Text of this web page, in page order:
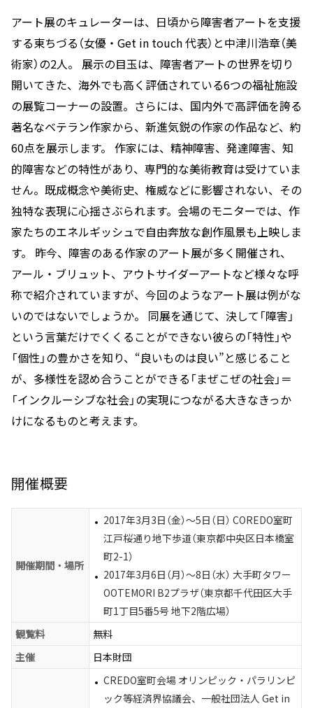
アート展のキュレーターは、日頃から障害者アートを支援
する東ちづる（女優・Get in touch 代表）と中津川浩章（美
術家）の2人。 展示の目玉は、障害者アートの世界を切り
開いてきた、海外でも高く評価されている6つの福祉施設
の展覧コーナーの設置。さらには、国内外で高評価を誇る
著名なベテラン作家から、新進気鋭の作家の作品など、約
60点を展示します。 作家には、精神障害、発達障害、知
的障害などの特性があり、専門的な美術教育は受けていま
せん。既成概念や美術史、権威などに影響されない、その
独特な表現に心揺さぶられます。会場のモニターでは、作
家たちのエネルギッシュで自由奔放な創作風景も上映しま
す。 昨今、障害のある作家のアート展が多く開催され、
アール・ブリュット、アウトサイダーアートなど様々な呼
称で紹介されていますが、今回のようなアート展は例がな
いのではないでしょうか。 同展を通じて、決して「障害」
という言葉だけでくくることができない彼らの「特性」や
「個性」の豊かさを知り、“良いものは良い”と感じること
が、多様性を認め合うことができる「まぜこぜの社会」＝
「インクルーシブな社会」の実現につながる大きなきっか
けになるものと考えます。
開催概要
開催期間・場所
2017年3月3日（金）～5日（日） COREDO室町
江戸桜通り地下歩道（東京都中央区日本橋室
町2-1）
2017年3月6日（月）～8日（水） 大手町タワー
OOTEMORI B2プラザ（東京都千代田区大手
町1丁目5番5号 地下2階広場）
観覧料
無料
主催
日本財団
CREDO室町会場 オリンピック・パラリンピ
ック等経済界協議会、一般社団法人 Get in